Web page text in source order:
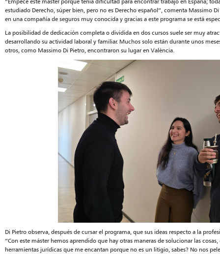
estudiado Derecho, súper bien, pero no es Derecho español”, comenta Massimo
en una compañía de seguros muy conocida y gracias a este programa se está
La posibilidad de dedicación completa o dividida en dos cursos suele ser muy
desarrollando su actividad laboral y familiar. Muchos solo están durante unos
otros, como Massimo Di Pietro, encontraron su lugar en València.
Di Pietro observa, después de cursar el programa, que sus ideas respecto a la
“Con este máster hemos aprendido que hay otras maneras de solucionar las
herramientas jurídicas que me encantan porque no es un litigio, sabes? No nos